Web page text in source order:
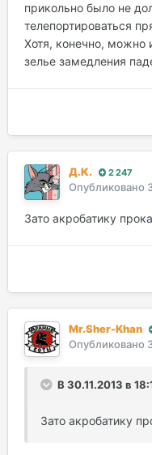
прикольно было не
телепортироваться
Хотя, конечно, можно
зелье замедления
Д.К. 2 247
Опубликовано
Зато акробатику
Mr.Sher-Khan
Опубликовано
В 30.11.2013 в
Зато акробатику